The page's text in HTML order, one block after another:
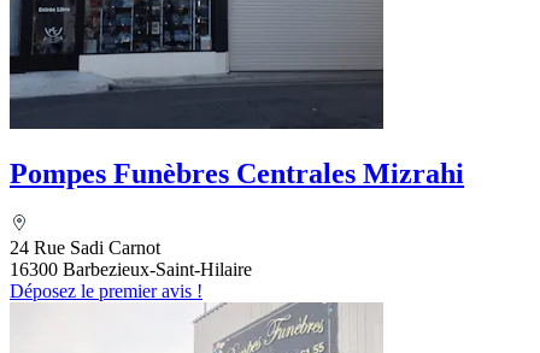
Pompes Funèbres Centrales Mizrahi
24 Rue Sadi Carnot
16300 Barbezieux-Saint-Hilaire
Déposez le premier avis !